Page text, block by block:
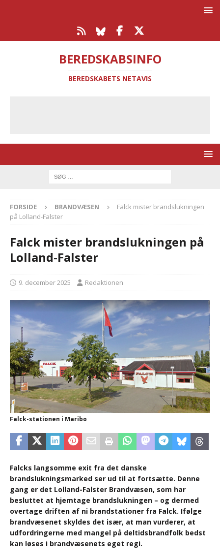
BEREDSKABSINFO
BEREDSKABETS NETAVIS
FORSIDE BRANDVÆSEN
Falck mister brandslukningen
på Lolland-Falster
Falck mister brandslukningen på
Lolland-Falster
9. december 2025 Redaktionen
Falck-stationen i Maribo
Falcks langsomme exit fra det danske
brandslukningsmarked ser ud til at fortsætte. Denne
gang er det Lolland-Falster Brandvæsen, som har
besluttet at hjemtage brandslukningen – og dermed
overtage driften af ni brandstationer fra Falck. Ifølge
brandvæsenet skyldes det især, at man vurderer, at
udfordringerne med mangel på deltidsbrandfolk bedst
kan løses i brandvæsenets eget regi.